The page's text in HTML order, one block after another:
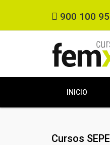
900 100
INICIO
Cursos